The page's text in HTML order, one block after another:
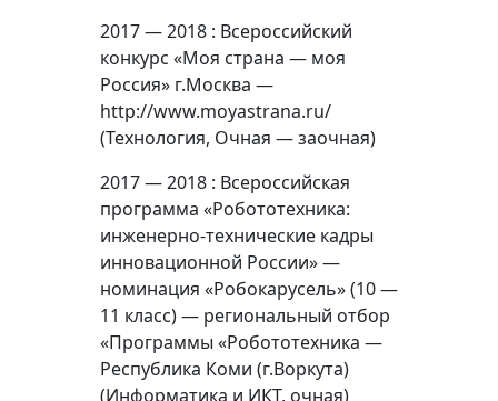
2017 — 2018 : Всероссийский
конкурс «Моя страна — моя
Россия» г.Москва —
http://www.moyastrana.ru/
(Технология, Очная — заочная)
2017 — 2018 : Всероссийская
программа «Робототехника:
инженерно-технические кадры
инновационной России» —
номинация «Робокарусель» (10 —
11 класс) — региональный отбор
«Программы «Робототехника —
Республика Коми (г.Воркута)
(Информатика и ИКТ, очная)